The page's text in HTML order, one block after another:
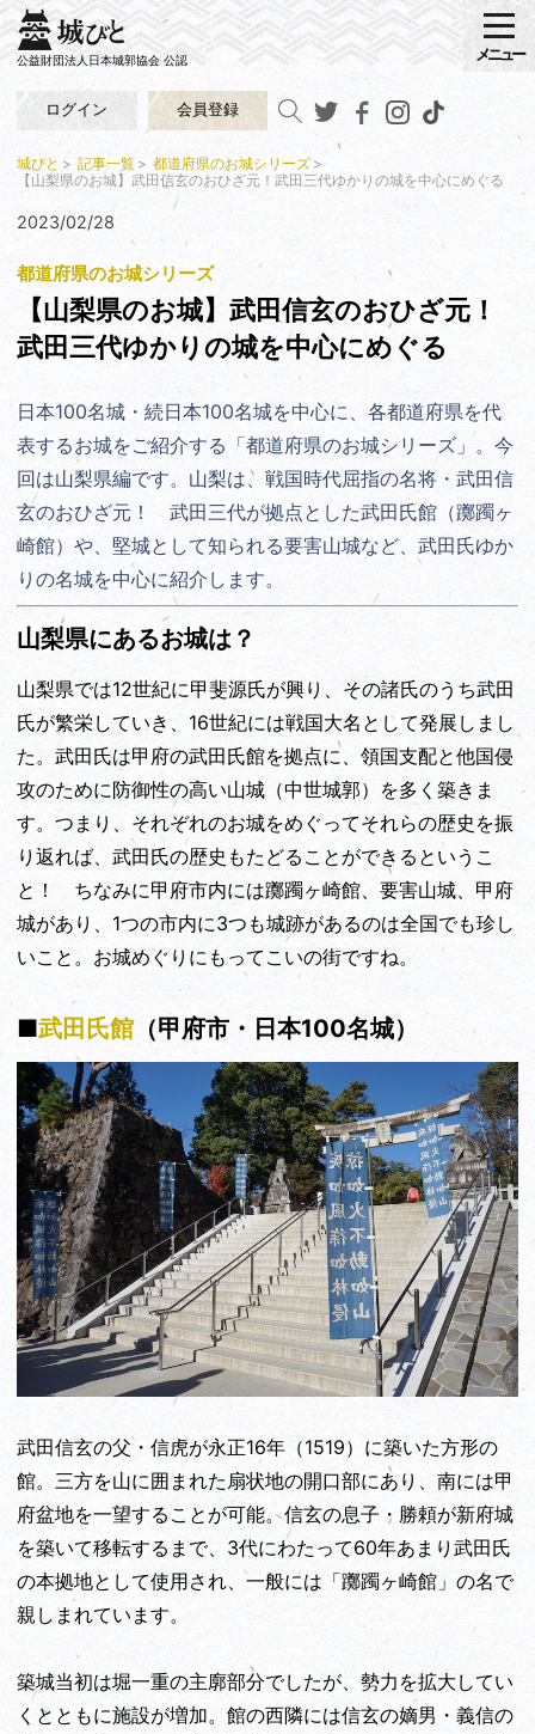
公益財団法人日本城郭協会 公認
ログイン 会員登録
メニュー
城びと 記事一覧
都道府県のお城シリーズ
【山梨県のお城】武田信玄のおひざ元！武田三代ゆかりの城を中心にめぐる
2023/02/28
都道府県のお城シリーズ
【山梨県のお城】武田信玄のおひざ元！
武田三代ゆかりの城を中心にめぐる
日本100名城・続日本100名城を中心に、各都道府県を代
表するお城をご紹介する「都道府県のお城シリーズ」。今
回は山梨県編です。山梨は、戦国時代屈指の名将・武田信
玄のおひざ元！ 武田三代が拠点とした武田氏館（躑躅ヶ
崎館）や、堅城として知られる要害山城など、武田氏ゆか
りの名城を中心に紹介します。
山梨県にあるお城は？
山梨県では12世紀に甲斐源氏が興り、その諸氏のうち武田
氏が繁栄していき、16世紀には戦国大名として発展しまし
た。武田氏は甲府の武田氏館を拠点に、領国支配と他国侵
攻のために防御性の高い山城（中世城郭）を多く築きま
す。つまり、それぞれのお城をめぐってそれらの歴史を振
り返れば、武田氏の歴史もたどることができるというこ
と！ ちなみに甲府市内には躑躅ヶ崎館、要害山城、甲府
城があり、1つの市内に3つも城跡があるのは全国でも珍し
いこと。お城めぐりにもってこいの街ですね。
■武田氏館 （甲府市・日本100名城）
武田信玄の父・信虎が永正16年（1519）に築いた方形の
館。三方を山に囲まれた扇状地の開口部にあり、南には甲
府盆地を一望することが可能。信玄の息子・勝頼が新府城
を築いて移転するまで、3代にわたって60年あまり武田氏
の本拠地として使用され、一般には「躑躅ヶ崎館」の名で
親しまれています。
築城当初は堀一重の主廓部分でしたが、勢力を拡大してい
くとともに施設が増加。館の西隣には信玄の嫡男・義信の